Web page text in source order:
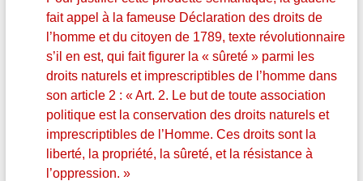
fait appel à la fameuse Déclaration des droits de
l’homme et du citoyen de 1789, texte révolutionnaire
s’il en est, qui fait figurer la « sûreté » parmi les
droits naturels et imprescriptibles de l’homme dans
son article 2 : « Art. 2. Le but de toute association
politique est la conservation des droits naturels et
imprescriptibles de l’Homme. Ces droits sont la
liberté, la propriété, la sûreté, et la résistance à
l’oppression. »